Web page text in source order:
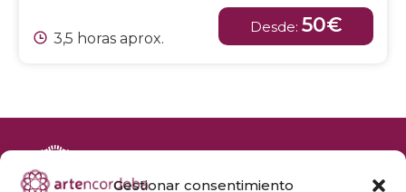
Gestionar consentimiento
3,5 horas aprox.
Desde: 50€